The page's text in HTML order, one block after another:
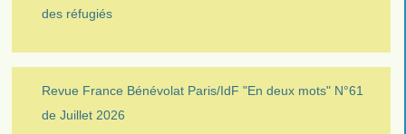
des réfugiés
Revue France Bénévolat Paris/IdF "En deux mots" N°61
de Juillet 2026